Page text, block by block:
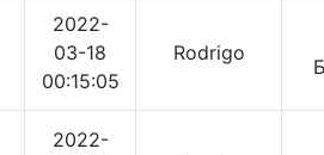
2022-
03-18
00:15:05
Rodrigo
2022-